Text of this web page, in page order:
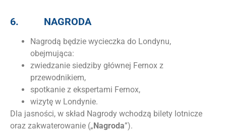
6. NAGRODA
Nagrodą będzie wycieczka do Londynu,
obejmująca:
zwiedzanie siedziby głównej Fernox z
przewodnikiem,
spotkanie z ekspertami Fernox,
wizytę w Londynie.
Dla jasności, w skład Nagrody wchodzą bilety lotnicze
oraz zakwaterowanie („Nagroda”).